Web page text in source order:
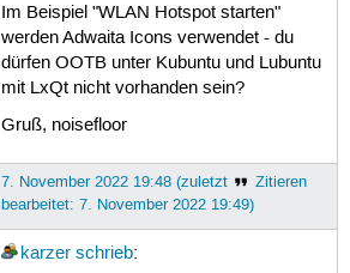
Im Beispiel "WLAN Hotspot starten"
werden Adwaita Icons verwendet - du
dürfen OOTB unter Kubuntu und Lubuntu
mit LxQt nicht vorhanden sein?
Gruß, noisefloor
Zitieren
7. November 2022 19:48 (zuletzt
bearbeitet: 7. November 2022 19:49)
karzer schrieb: